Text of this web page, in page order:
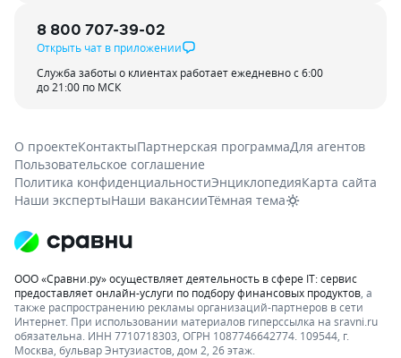
8 800 707-39-02
Открыть чат в приложении
Служба заботы о клиентах работает ежедневно с 6:00
до 21:00 по МСК
О проектеКонтактыПартнерская программаДля агентов
Пользовательское соглашение
Политика конфиденциальностиЭнциклопедияКарта сайта
Наши экспертыНаши вакансииТёмная тема
ООО «Сравни.ру» осуществляет деятельность в сфере IT: сервис
предоставляет онлайн-услуги по подбору финансовых продуктов , а
также распространению рекламы организаций-партнеров в сети
Интернет. При использовании материалов гиперссылка на sravni.ru
обязательна. ИНН 7710718303, ОГРН 1087746642774. 109544, г.
Москва, бульвар Энтузиастов, дом 2, 26 этаж.